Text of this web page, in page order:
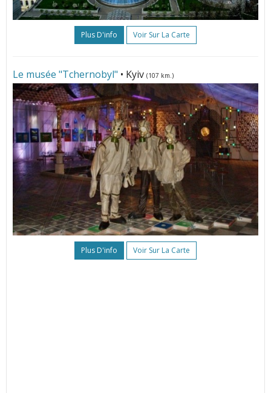
Plus D'info Voir Sur La Carte
Le musée "Tchernobyl" • Kyiv (107 km.)
Plus D'info Voir Sur La Carte